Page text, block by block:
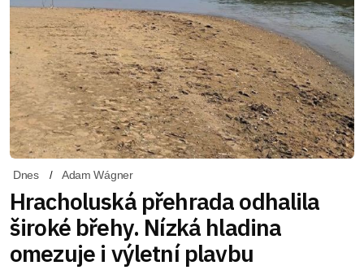
Dnes Adam Wágner
Hracholuská přehrada odhalila
široké břehy. Nízká hladina
omezuje i výletní plavbu